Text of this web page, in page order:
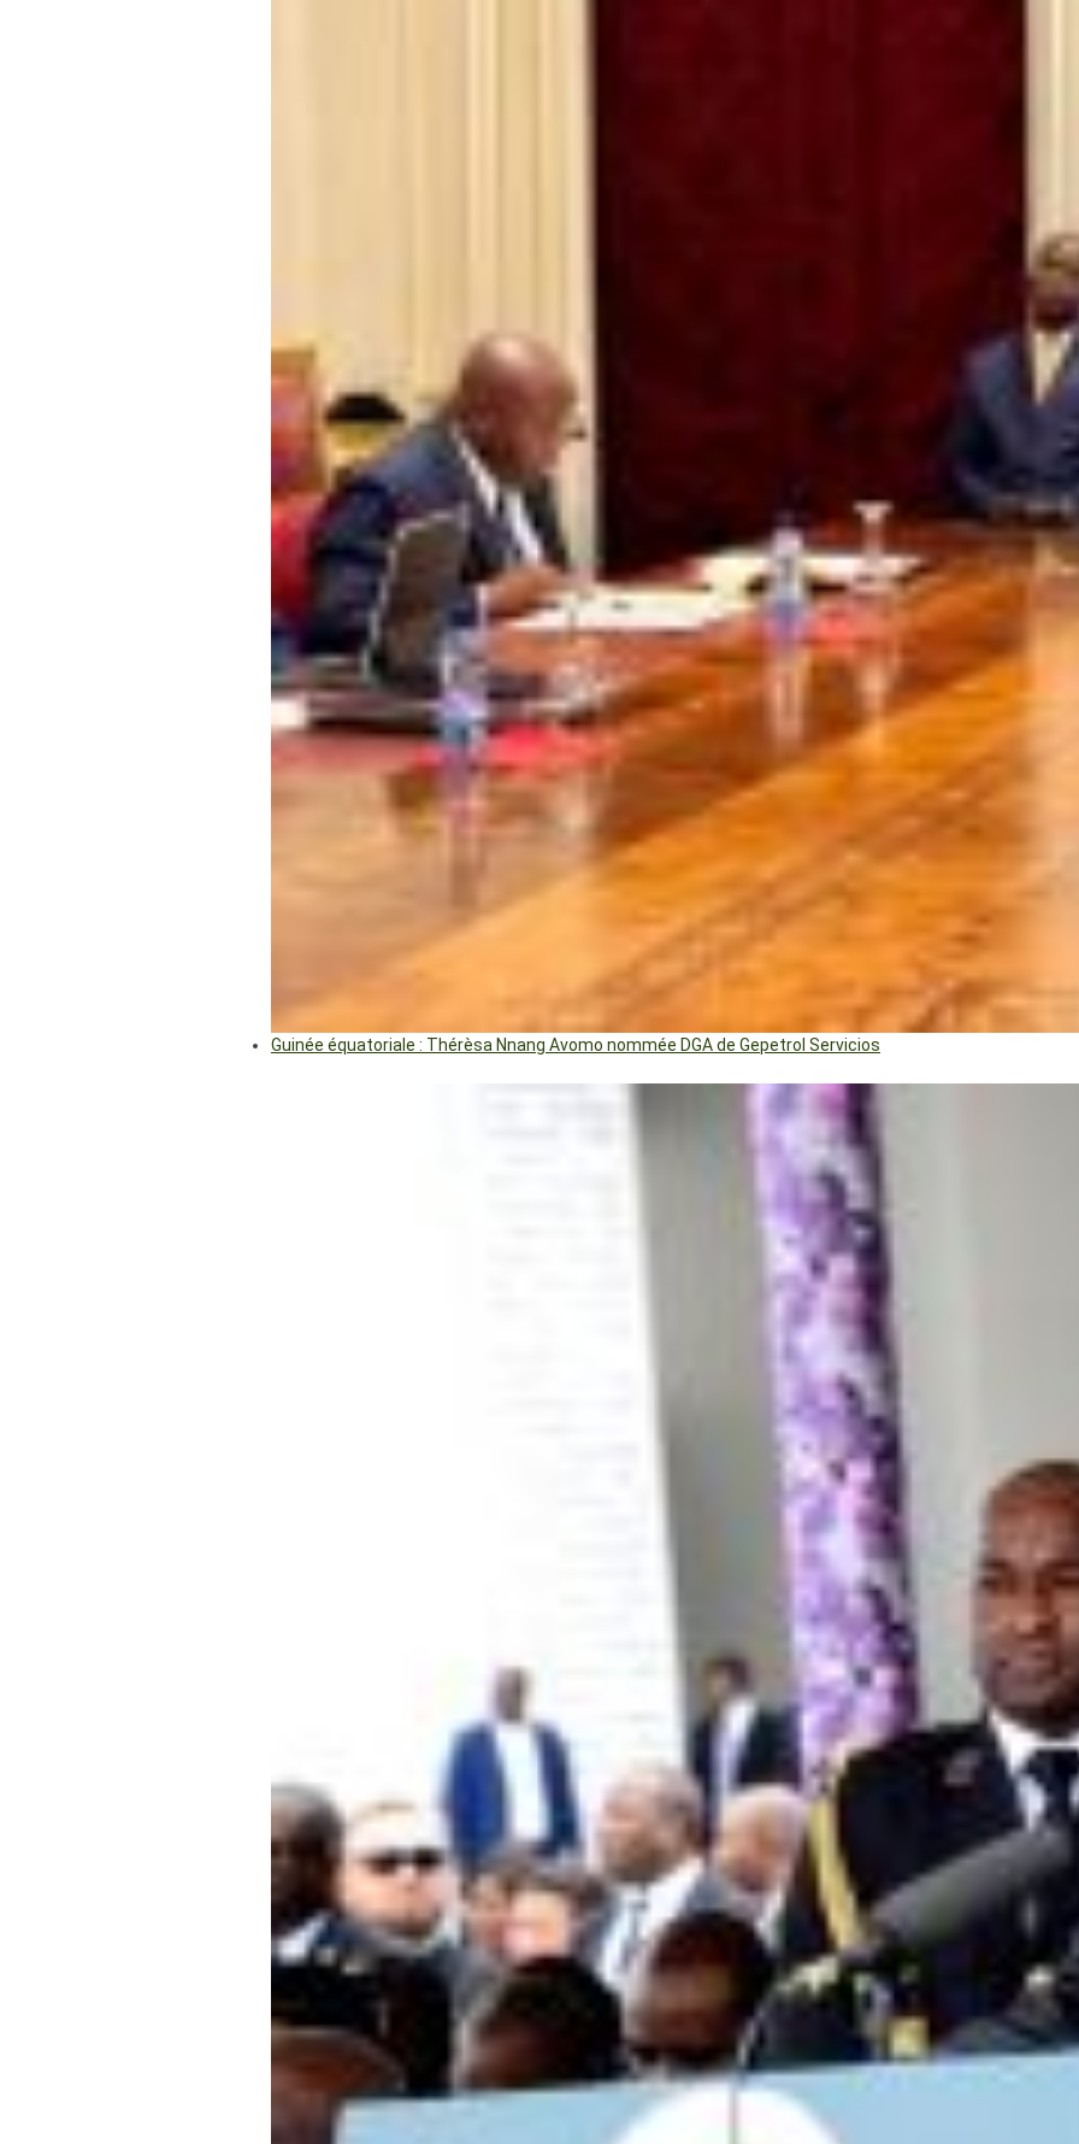
Guinée équatoriale : Thérèsa Nnang Avomo nommée DGA de Gepetrol Servicios